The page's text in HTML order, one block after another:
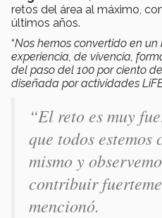
retos del área al máximo,
últimos años.
“Nos hemos convertido en
experiencia, de vivencia,
del paso del 100 por ciento
diseñada por actividades
“El reto es muy
que todos estemos
mismo y
contribuir
mencionó.